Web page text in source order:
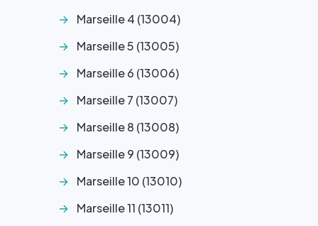
Marseille 4 (13004)
Marseille 5 (13005)
Marseille 6 (13006)
Marseille 7 (13007)
Marseille 8 (13008)
Marseille 9 (13009)
Marseille 10 (13010)
Marseille 11 (13011)